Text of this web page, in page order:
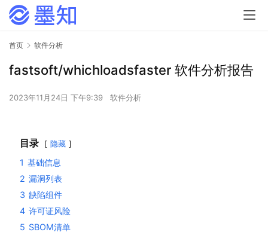
首页 软件分析
fastsoft/whichloadsfaster 软件分析报告
2023年11月24日 下午9:39 软件分析
目录 隐藏
1 基础信息
2 漏洞列表
3 缺陷组件
4 许可证风险
5 SBOM清单